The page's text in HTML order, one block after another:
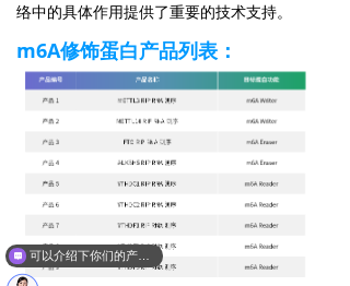
络中的具体作用提供了重要的技术支持。
m6A修饰蛋白产品列表：
可以介绍下你们的产品么？